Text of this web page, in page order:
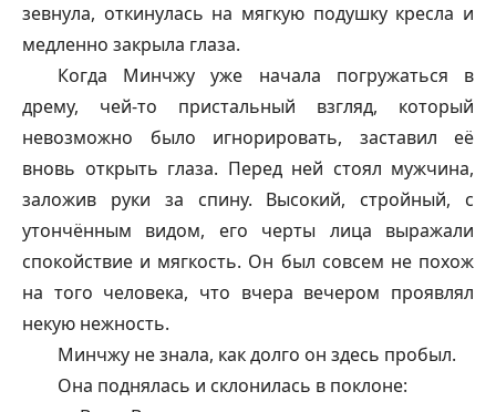
зевнула, откинулась на мягкую подушку кресла и
медленно закрыла глаза.
Когда Минчжу уже начала погружаться в
дрему, чей-то пристальный взгляд, который
невозможно было игнорировать, заставил её
вновь открыть глаза. Перед ней стоял мужчина,
заложив руки за спину. Высокий, стройный, с
утончённым видом, его черты лица выражали
спокойствие и мягкость. Он был совсем не похож
на того человека, что вчера вечером проявлял
некую нежность.
Минчжу не знала, как долго он здесь пробыл.
Она поднялась и склонилась в поклоне: